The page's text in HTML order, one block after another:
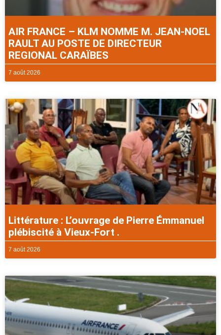
AIR FRANCE – KLM NOMME M. JEAN-NOEL
RAULT AU POSTE DE DIRECTEUR
REGIONAL CARAÏBES
7 août 2026
Littérature : L’ouvrage de Pierre Émmanuel
plébiscité à Vieux-Fort .
7 août 2026